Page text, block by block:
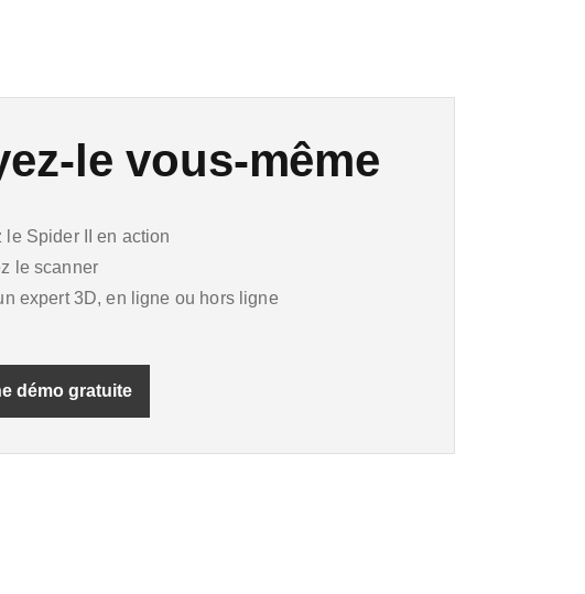
le vous-même
le Spider II en action
le scanner
expert 3D, en ligne ou hors ligne
démo gratuite